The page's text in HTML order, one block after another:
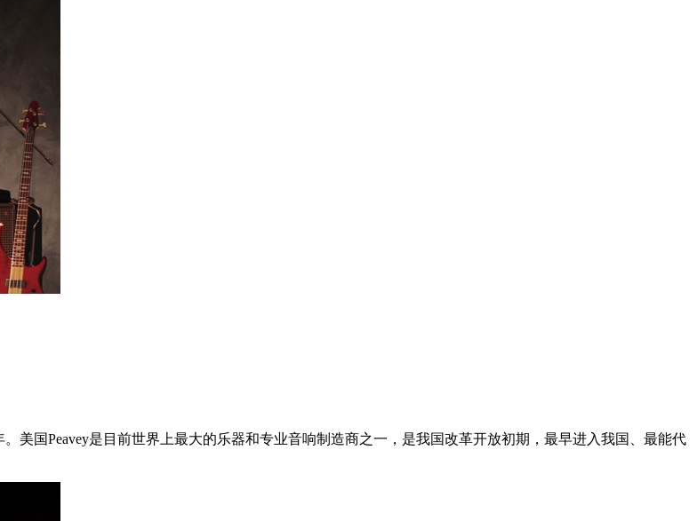
。美国Peavey是目前世界上最大的乐器和专业音响制造商之一，是我国改革开放初期，最早进入我国、最能代